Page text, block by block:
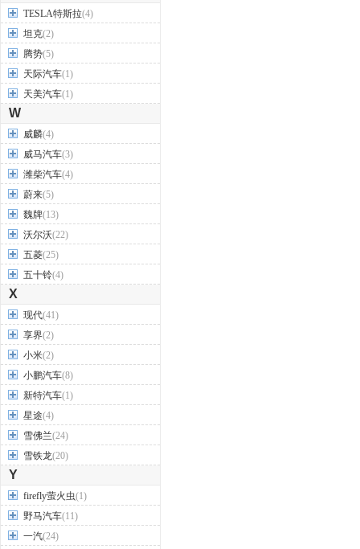
TESLA特斯拉(4)
坦克(2)
腾势(5)
天际汽车(1)
天美汽车(1)
W
威麟(4)
威马汽车(3)
潍柴汽车(4)
蔚来(5)
魏牌(13)
沃尔沃(22)
五菱(25)
五十铃(4)
X
现代(41)
享界(2)
小米(2)
小鹏汽车(8)
新特汽车(1)
星途(4)
雪佛兰(24)
雪铁龙(20)
Y
firefly萤火虫(1)
野马汽车(11)
一汽(24)